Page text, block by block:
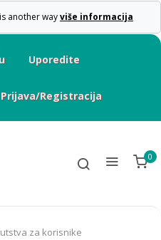
another wayviše informacija
Uporedite
Prijava/Registracija
0
za korisnike